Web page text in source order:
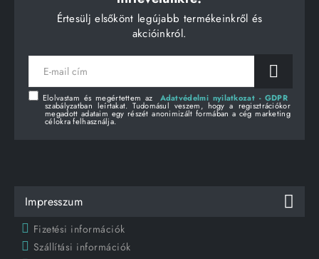
Értesülj elsőkönt legújabb termékeinkről és
akcióinkról.
E-
mail
Elolvastam és megértettem az Adatvédelmi nyilatkozat - GDPR
szabályzatban leírtakat. Tudomásul veszem, hogy a regisztrációkor
megadott adataim egy részét anonimizált formában a cég marketing
célokra felhasználja.
Impresszum
Fizetési információk
Szállítási információk